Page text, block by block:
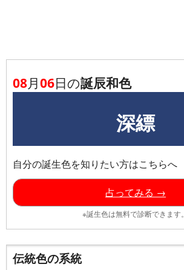
08月06日の誕辰和色
深縹
自分の誕生色を知りたい方はこちらへ
占ってみる →
※誕生色は無料で診断できます。
伝統色の系統